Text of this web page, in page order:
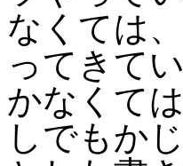
なくては
ってきて
かなくて
しでもか